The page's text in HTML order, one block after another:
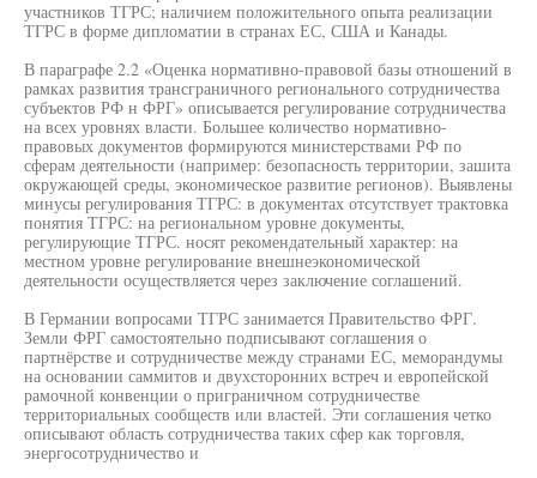
участников ТГРС; наличием положительного опыта реализации
ТГРС в форме дипломатии в странах ЕС, США и Канады.
В параграфе 2.2 «Оценка нормативно-правовой базы отношений в
рамках развития трансграничного регионального сотрудничества
субъектов РФ н ФРГ» описывается регулирование сотрудничества
на всех уровнях власти. Большее количество нормативно-
правовых документов формируются министерствами РФ по
сферам деятельности (например: безопасность территории, зашита
окружающей среды, экономическое развитие регионов). Выявлены
минусы регулирования ТГРС: в документах отсутствует трактовка
понятия ТГРС: на региональном уровне документы,
регулирующие ТГРС. носят рекомендательный характер: на
местном уровне регулирование внешнеэкономической
деятельности осуществляется через заключение соглашений.
В Германии вопросами ТГРС занимается Правительство ФРГ.
Земли ФРГ самостоятельно подписывают соглашения о
партнёрстве и сотрудничестве между странами ЕС, меморандумы
на основании саммитов и двухсторонних встреч и европейской
рамочной конвенции о приграничном сотрудничестве
территориальных сообществ или властей. Эти соглашения четко
описывают область сотрудничества таких сфер как торговля,
энергосотрудничество и